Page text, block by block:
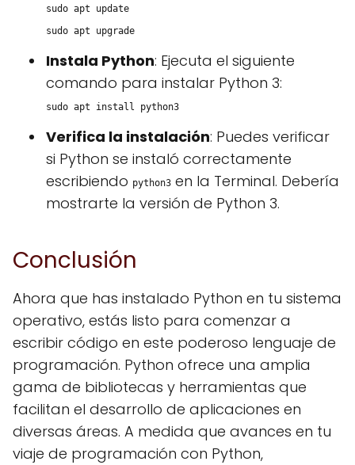
sudo apt update
sudo apt upgrade
Instala Python: Ejecuta el siguiente
comando para instalar Python 3:
sudo apt install python3
Verifica la instalación: Puedes verificar
si Python se instaló correctamente
escribiendo python3 en la Terminal. Debería
mostrarte la versión de Python 3.
Conclusión
Ahora que has instalado Python en tu sistema
operativo, estás listo para comenzar a
escribir código en este poderoso lenguaje de
programación. Python ofrece una amplia
gama de bibliotecas y herramientas que
facilitan el desarrollo de aplicaciones en
diversas áreas. A medida que avances en tu
viaje de programación con Python,